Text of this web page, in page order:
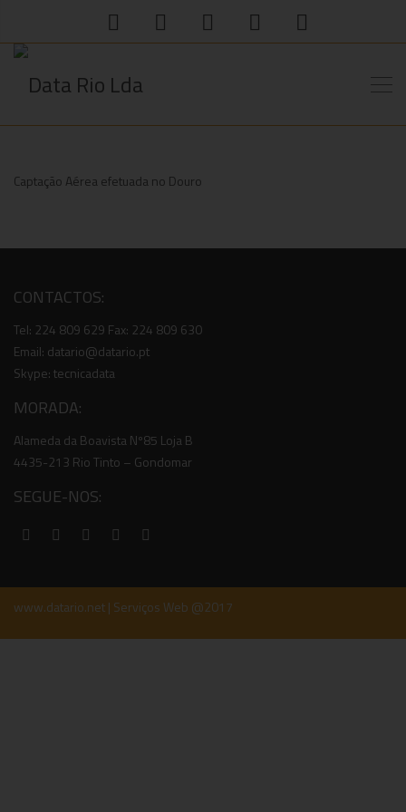
Captação Aérea efetuada no Douro
CONTACTOS:
Tel: 224 809 629 Fax: 224 809 630
Email: datario@datario.pt
Skype: tecnicadata
MORADA:
Alameda da Boavista Nº85 Loja B
4435-213 Rio Tinto – Gondomar
SEGUE-NOS:
www.datario.net | Serviços Web @2017